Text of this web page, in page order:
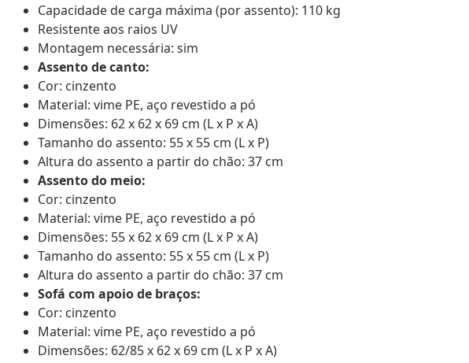
Capacidade de carga máxima (por assento): 110 kg
Resistente aos raios UV
Montagem necessária: sim
Assento de canto:
Cor: cinzento
Material: vime PE, aço revestido a pó
Dimensões: 62 x 62 x 69 cm (L x P x A)
Tamanho do assento: 55 x 55 cm (L x P)
Altura do assento a partir do chão: 37 cm
Assento do meio:
Cor: cinzento
Material: vime PE, aço revestido a pó
Dimensões: 55 x 62 x 69 cm (L x P x A)
Tamanho do assento: 55 x 55 cm (L x P)
Altura do assento a partir do chão: 37 cm
Sofá com apoio de braços:
Cor: cinzento
Material: vime PE, aço revestido a pó
Dimensões: 62/85 x 62 x 69 cm (L x P x A)